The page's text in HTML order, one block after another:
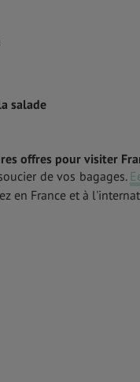
salade
offres pour visiter
de vos bagages.
en France et à